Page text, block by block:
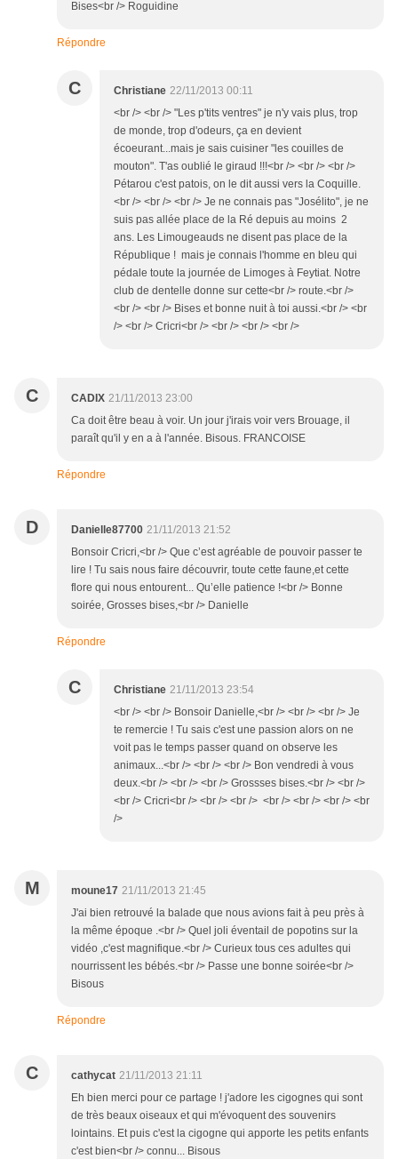
Bises<br /> Roguidine
Répondre
C Christiane 22/11/2013 00:11
<br /> <br /> "Les p'tits ventres" je n'y vais plus, trop
de monde, trop d'odeurs, ça en devient
écoeurant...mais je sais cuisiner "les couilles de
mouton". T'as oublié le giraud !!!<br /> <br /> <br />
Pétarou c'est patois, on le dit aussi vers la Coquille.
<br /> <br /> <br /> Je ne connais pas "Josélito", je ne
suis pas allée place de la Ré depuis au moins 2
ans. Les Limougeauds ne disent pas place de la
République ! mais je connais l'homme en bleu qui
pédale toute la journée de Limoges à Feytiat. Notre
club de dentelle donne sur cette<br /> route.<br />
<br /> <br /> Bises et bonne nuit à toi aussi.<br /> <br
/> <br /> Cricri<br /> <br /> <br /> <br />
C CADIX 21/11/2013 23:00
Ca doit être beau à voir. Un jour j'irais voir vers Brouage, il
paraît qu'il y en a à l'année. Bisous. FRANCOISE
Répondre
D Danielle87700 21/11/2013 21:52
Bonsoir Cricri,<br /> Que c’est agréable de pouvoir passer te
lire ! Tu sais nous faire découvrir, toute cette faune,et cette
flore qui nous entourent... Qu’elle patience !<br /> Bonne
soirée, Grosses bises,<br /> Danielle
Répondre
C Christiane 21/11/2013 23:54
<br /> <br /> Bonsoir Danielle,<br /> <br /> <br /> Je
te remercie ! Tu sais c'est une passion alors on ne
voit pas le temps passer quand on observe les
animaux...<br /> <br /> <br /> Bon vendredi à vous
deux.<br /> <br /> <br /> Grossses bises.<br /> <br />
<br /> Cricri<br /> <br /> <br /> <br /> <br /> <br /> <br
/>
M moune17 21/11/2013 21:45
J'ai bien retrouvé la balade que nous avions fait à peu près à
la même époque .<br /> Quel joli éventail de popotins sur la
vidéo ,c'est magnifique.<br /> Curieux tous ces adultes qui
nourrissent les bébés.<br /> Passe une bonne soirée<br />
Bisous
Répondre
C cathycat 21/11/2013 21:11
Eh bien merci pour ce partage ! j'adore les cigognes qui sont
de très beaux oiseaux et qui m'évoquent des souvenirs
lointains. Et puis c'est la cigogne qui apporte les petits enfants
c'est bien<br /> connu... Bisous